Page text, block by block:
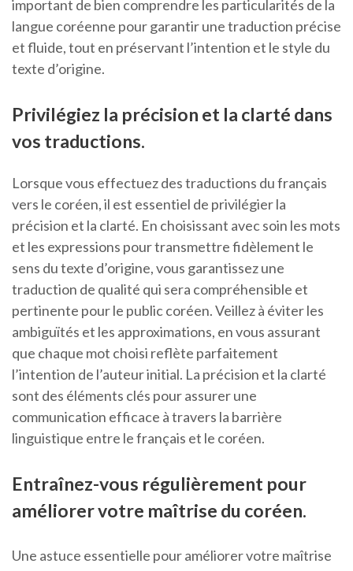
important de bien comprendre les particularités de la
langue coréenne pour garantir une traduction précise
et fluide, tout en préservant l’intention et le style du
texte d’origine.
Privilégiez la précision et la clarté dans
vos traductions.
Lorsque vous effectuez des traductions du français
vers le coréen, il est essentiel de privilégier la
précision et la clarté. En choisissant avec soin les mots
et les expressions pour transmettre fidèlement le
sens du texte d’origine, vous garantissez une
traduction de qualité qui sera compréhensible et
pertinente pour le public coréen. Veillez à éviter les
ambiguïtés et les approximations, en vous assurant
que chaque mot choisi reflète parfaitement
l’intention de l’auteur initial. La précision et la clarté
sont des éléments clés pour assurer une
communication efficace à travers la barrière
linguistique entre le français et le coréen.
Entraînez-vous régulièrement pour
améliorer votre maîtrise du coréen.
Une astuce essentielle pour améliorer votre maîtrise